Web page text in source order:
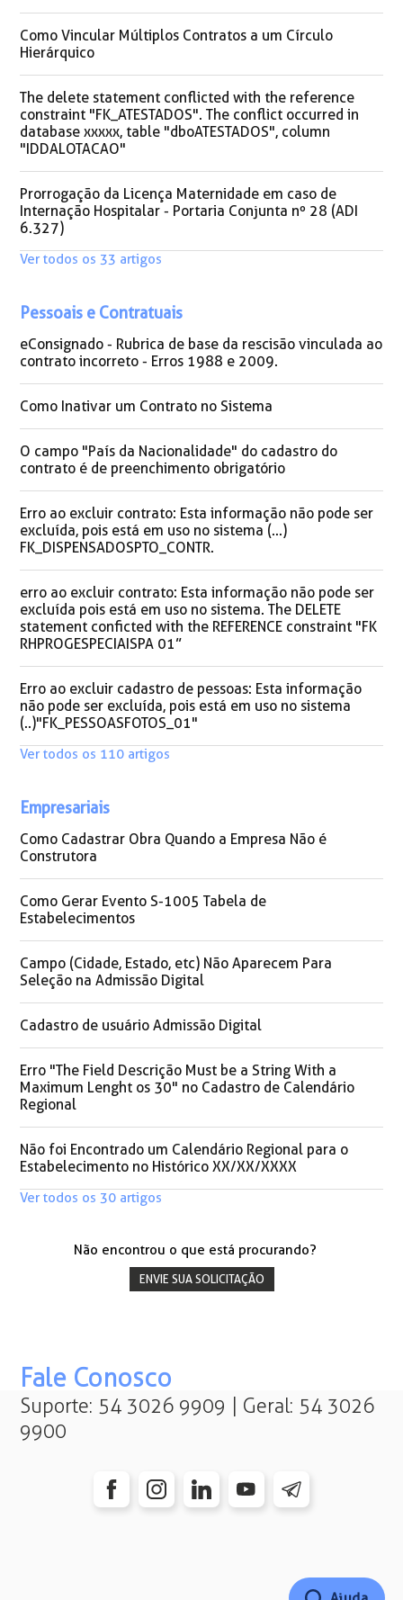
Como Vincular Múltiplos Contratos a um Círculo
Hierárquico
The delete statement conflicted with the reference
constraint "FK_ATESTADOS". The conflict occurred in
database xxxxx, table "dboATESTADOS", column
"IDDALOTACAO"
Prorrogação da Licença Maternidade em caso de
Internação Hospitalar - Portaria Conjunta nº 28 (ADI
6.327)
Ver todos os 33 artigos
Pessoais e Contratuais
eConsignado - Rubrica de base da rescisão vinculada ao
contrato incorreto - Erros 1988 e 2009.
Como Inativar um Contrato no Sistema
O campo "País da Nacionalidade" do cadastro do
contrato é de preenchimento obrigatório
Erro ao excluir contrato: Esta informação não pode ser
excluída, pois está em uso no sistema (...)
FK_DISPENSADOSPTO_CONTR.
erro ao excluir contrato: Esta informação não pode ser
excluída pois está em uso no sistema. The DELETE
statement conficted with the REFERENCE constraint "FK
RHPROGESPECIAISPA 01”
Erro ao excluir cadastro de pessoas: Esta informação
não pode ser excluída, pois está em uso no sistema
(..)"FK_PESSOASFOTOS_01"
Ver todos os 110 artigos
Empresariais
Como Cadastrar Obra Quando a Empresa Não é
Construtora
Como Gerar Evento S-1005 Tabela de
Estabelecimentos
Campo (Cidade, Estado, etc) Não Aparecem Para
Seleção na Admissão Digital
Cadastro de usuário Admissão Digital
Erro "The Field Descrição Must be a String With a
Maximum Lenght os 30" no Cadastro de Calendário
Regional
Não foi Encontrado um Calendário Regional para o
Estabelecimento no Histórico XX/XX/XXXX
Ver todos os 30 artigos
Não encontrou o que está procurando?
ENVIE SUA SOLICITAÇÃO
Fale Conosco
Suporte: 54 3026 9909 | Geral: 54 3026
9900